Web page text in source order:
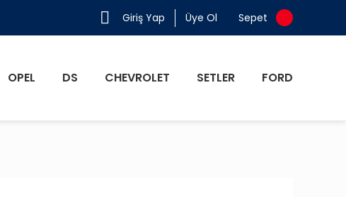
Giriş Yap Üye Ol Sepet
OPEL DS CHEVROLET SETLER FORD